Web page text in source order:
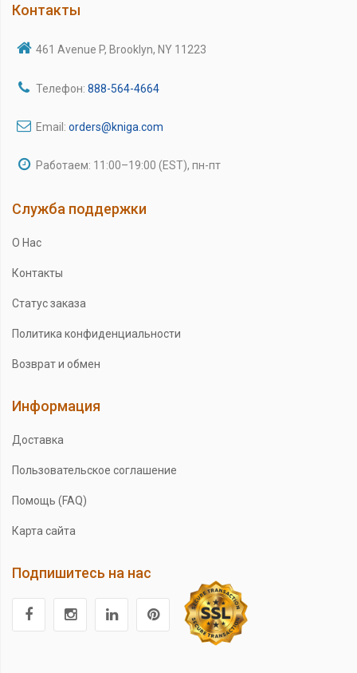
Контакты
461 Avenue P, Brooklyn, NY 11223
Телефон: 888-564-4664
Email: orders@kniga.com
Работаем: 11:00–19:00 (EST), пн-пт
Служба поддержки
О Нас
Контакты
Статус заказа
Политика конфиденциальности
Возврат и обмен
Информация
Доставка
Пользовательское соглашение
Помощь (FAQ)
Карта сайта
Подпишитесь на нас